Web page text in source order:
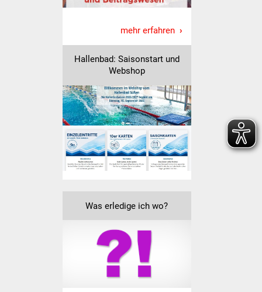
Ostermarkt
Einrichtungen
Hallenbad
Stadtbücherei
Stadtarchiv
Bürgerhaus
Vereine und Parteien
mehr erfahren
Hallenbad: Saisonstart und
Webshop
Was erledige ich wo?